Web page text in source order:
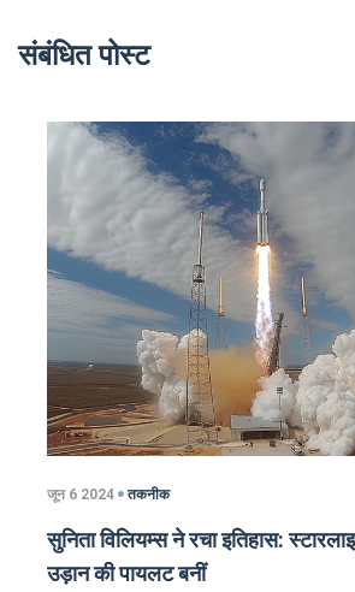
संबंधित पोस्ट
जून 6 2024 तकनीक
सुनिता विलियम्स ने रचा इतिहास:
उड़ान की पायलट बनीं